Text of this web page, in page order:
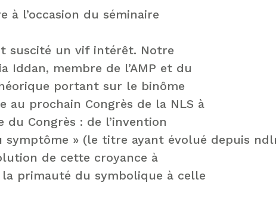
à l’occasion du séminaire
suscité un vif intérêt. Notre
Iddan, membre de l’AMP et du
portant sur le binôme
au prochain Congrès de la NLS à
Congrès : de l’invention
symptôme » (le titre ayant évolué depuis
de cette croyance à
primauté du symbolique à celle